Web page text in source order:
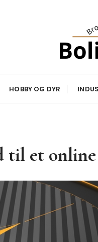
HOBBY OG DYR
et online